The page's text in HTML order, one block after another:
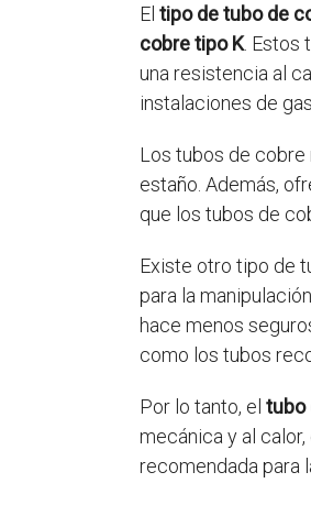
El tipo de tubo de
cobre tipo K. Estos
una resistencia al
instalaciones de
Los tubos de cobre
estaño. Además,
que los tubos de
Existe otro tipo de
para la
hace menos
como los tubos
Por lo tanto, el tubo
mecánica y al
recomendada para